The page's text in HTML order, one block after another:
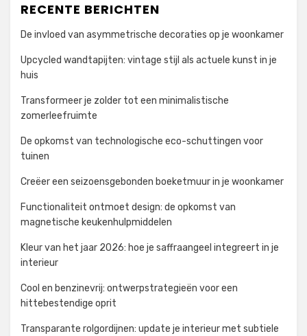
RECENTE BERICHTEN
De invloed van asymmetrische decoraties op je woonkamer
Upcycled wandtapijten: vintage stijl als actuele kunst in je
huis
Transformeer je zolder tot een minimalistische
zomerleefruimte
De opkomst van technologische eco-schuttingen voor
tuinen
Creëer een seizoensgebonden boeketmuur in je woonkamer
Functionaliteit ontmoet design: de opkomst van
magnetische keukenhulpmiddelen
Kleur van het jaar 2026: hoe je saffraangeel integreert in je
interieur
Cool en benzinevrij: ontwerpstrategieën voor een
hittebestendige oprit
Transparante rolgordijnen: update je interieur met subtiele